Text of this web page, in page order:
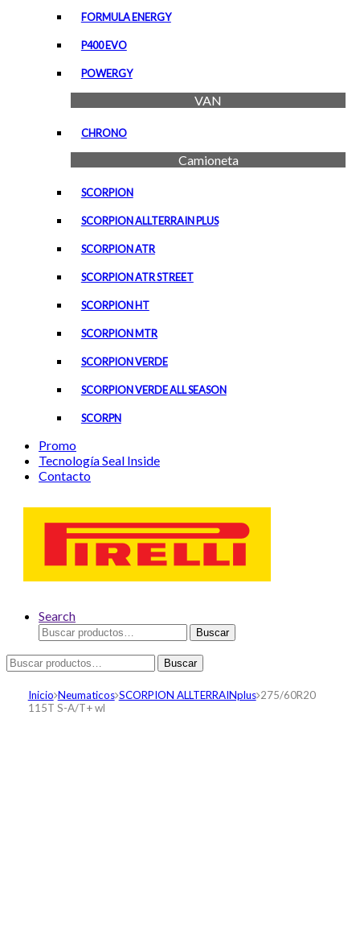
FORMULA ENERGY
P400 EVO
POWERGY
VAN
CHRONO
Camioneta
SCORPION
SCORPION ALLTERRAIN PLUS
SCORPION ATR
SCORPION ATR STREET
SCORPION HT
SCORPION MTR
SCORPION VERDE
SCORPION VERDE ALL SEASON
SCORPN
Promo
Tecnología Seal Inside
Contacto
Search
Buscar
por:
Buscar
Buscar
por:
Buscar
Inicio Neumaticos SCORPION ALLTERRAINplus 275/60R20
115T S-A/T+ wl